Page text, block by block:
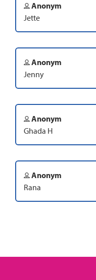
Anonym
Jette
Anonym
Jenny
Anonym
Ghada H
Anonym
Rana